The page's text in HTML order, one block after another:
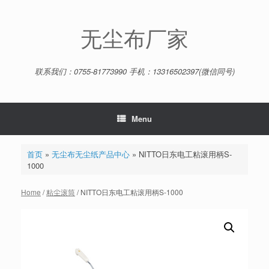
无尘布厂家
联系我们：0755-81773990 手机：13316502397(微信同号)
Menu
首页» 无尘布无尘纸产品中心» NITTO日东电工粘滚用柄S-
1000
Home /粘尘滚筒/ NITTO日东电工粘滚用柄S-1000